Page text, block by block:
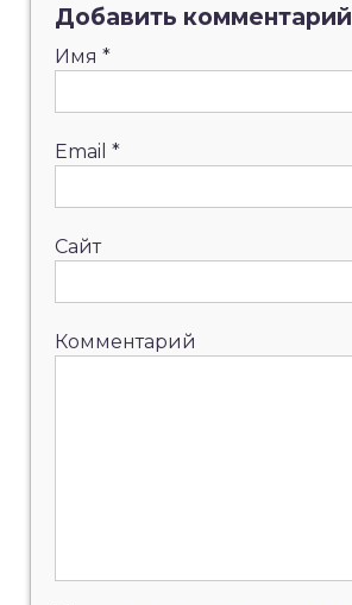
Добавить комментарий
Имя *
Email *
Сайт
Комментарий